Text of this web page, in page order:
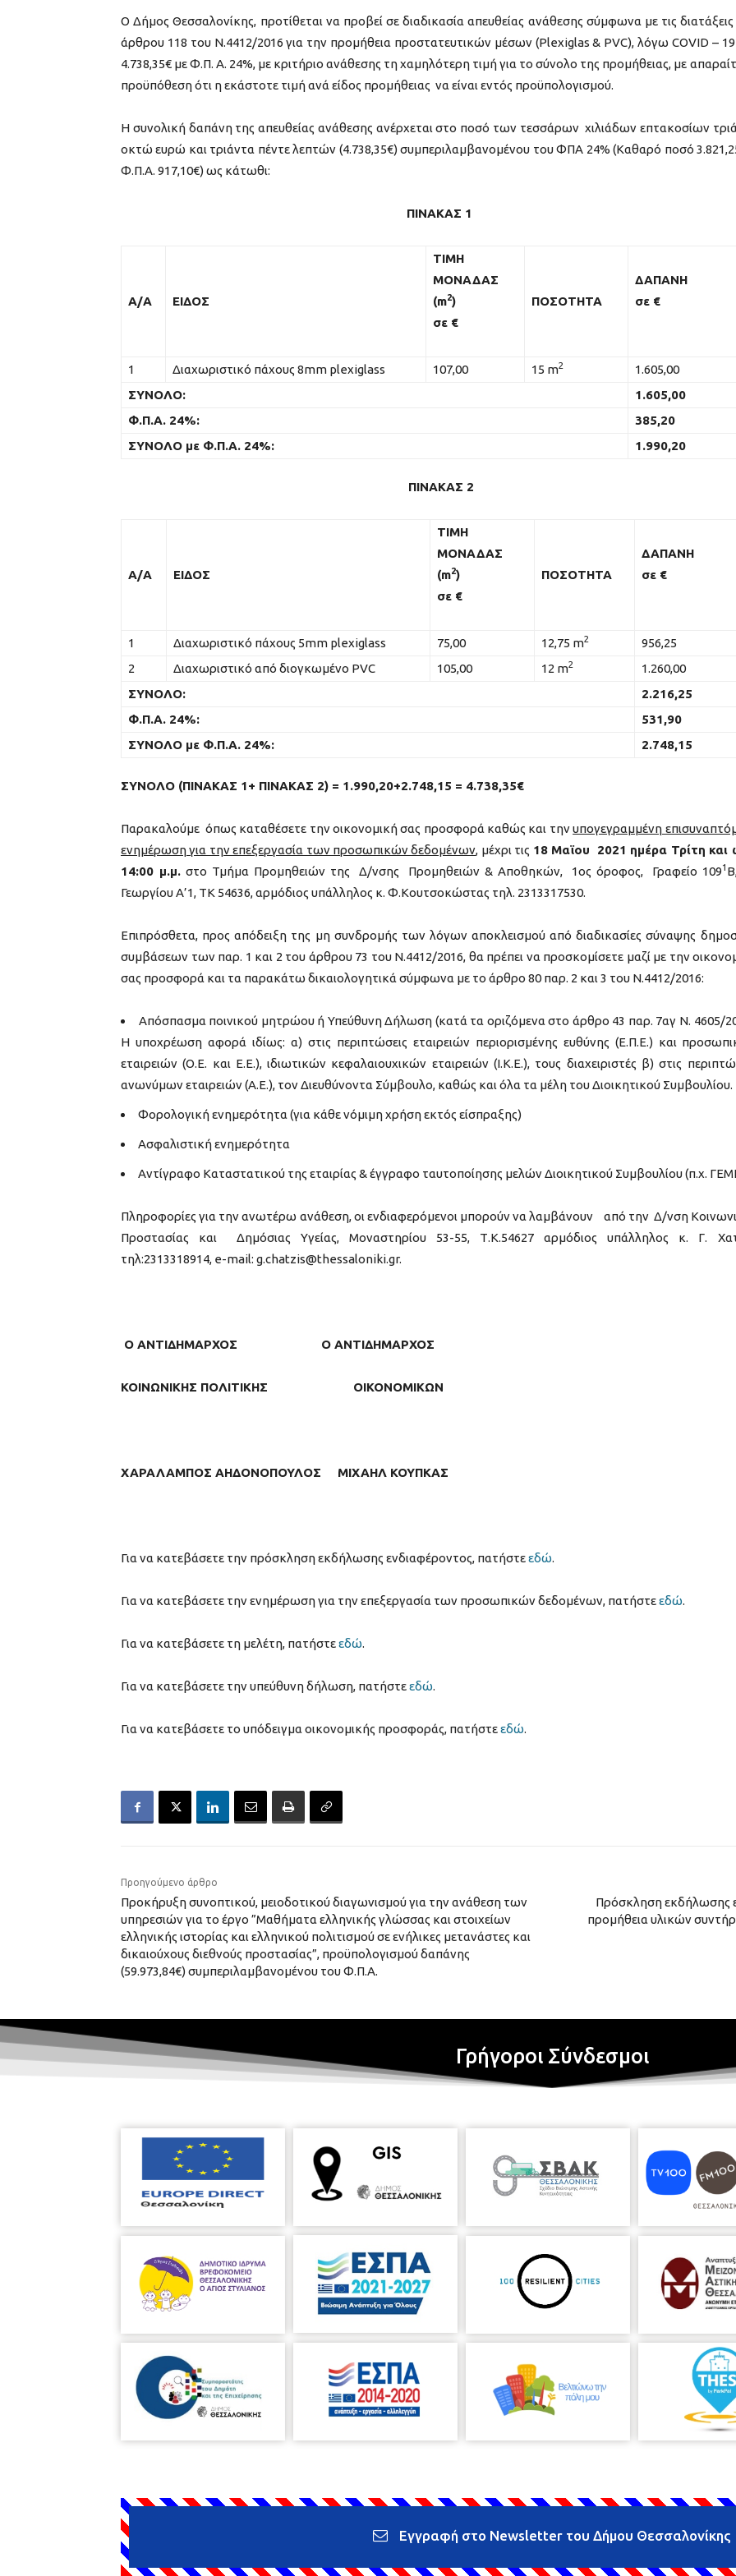
Ο Δήμος Θεσσαλονίκης, προτίθεται να προβεί σε διαδικασία απευθείας ανάθεσης σύμφωνα με τις
άρθρου 118 του Ν.4412/2016 για την προμήθεια προστατευτικών μέσων (Plexiglas & PVC), λόγω COVID –
4.738,35€ με Φ.Π. Α. 24%, με κριτήριο ανάθεσης τη χαμηλότερη τιμή για το σύνολο της προμήθειας, με
προϋπόθεση ότι η εκάστοτε τιμή ανά είδος προμήθειας να είναι εντός προϋπολογισμού.
Η συνολική δαπάνη της απευθείας ανάθεσης ανέρχεται στο ποσό των τεσσάρων χιλιάδων επτακοσίων
οκτώ ευρώ και τριάντα πέντε λεπτών (4.738,35€) συμπεριλαμβανομένου του ΦΠΑ 24% (Καθαρό ποσό
Φ.Π.Α. 917,10€) ως κάτωθι:
ΠΙΝΑΚΑΣ 1
Α/Α ΕΙΔΟΣ
ΤΙΜΗ
ΜΟΝΑΔΑΣ
(m2)
σε €
ΠΟΣΟΤΗΤΑ
ΔΑΠΑΝΗ
σε €
1 Διαχωριστικό πάχους 8mm plexiglass 107,00 15 m2
1.605,00
ΣΥΝΟΛΟ:
1.605,00
Φ.Π.Α. 24%:
385,20
ΣΥΝΟΛΟ με Φ.Π.Α. 24%:
1.990,20
ΠΙΝΑΚΑΣ 2
Α/Α ΕΙΔΟΣ
ΤΙΜΗ
ΜΟΝΑΔΑΣ
(m2)
σε €
ΠΟΣΟΤΗΤΑ
ΔΑΠΑΝΗ
σε €
1 Διαχωριστικό πάχους 5mm plexiglass 75,00 12,75 m2
956,25
2
Διαχωριστικό από διογκωμένο PVC 105,00 12 m2
1.260,00
ΣΥΝΟΛΟ:
2.216,25
Φ.Π.Α. 24%:
531,90
ΣΥΝΟΛΟ με Φ.Π.Α. 24%:
2.748,15
ΣΥΝΟΛΟ (ΠΙΝΑΚΑΣ 1+ ΠΙΝΑΚΑΣ 2) = 1.990,20+2.748,15 = 4.738,35€
Παρακαλούμε όπως καταθέσετε την οικονομική σας προσφορά καθώς και τηνυπογεγραμμένη
ενημέρωση για την επεξεργασία των προσωπικών δεδομένων, μέχρι τις 18Μαϊου 2021 ημέρα Τρίτη και
14:00 μ.μ.στο Τμήμα Προμηθειών της Δ/νσης Προμηθειών & Αποθηκών, 1ος όροφος, Γραφείο 1091
Γεωργίου Α’1, ΤΚ 54636, αρμόδιος υπάλληλος κ. Φ.Κουτσοκώστας τηλ. 2313317530.
Επιπρόσθετα, προς απόδειξη της μη συνδρομής των λόγων αποκλεισμού από διαδικασίες σύναψης
συμβάσεων των παρ. 1 και 2 του άρθρου 73 του Ν.4412/2016, θα πρέπει να προσκομίσετε μαζί με την
σας προσφορά και τα παρακάτω δικαιολογητικά σύμφωνα με το άρθρο 80 παρ. 2 και 3 του Ν.4412/2016:
Απόσπασμα ποινικού μητρώου ή Υπεύθυνη Δήλωση (κατά τα οριζόμενα στο άρθρο 43 παρ. 7αγ Ν. 4605/
Η υποχρέωση αφορά ιδίως: α) στις περιπτώσεις εταιρειών περιορισμένης ευθύνης (Ε.Π.Ε.) και
εταιρειών (Ο.Ε. και Ε.Ε.), ιδιωτικών κεφαλαιουχικών εταιρειών (Ι.Κ.Ε.), τους διαχειριστές β) στις
ανωνύμων εταιρειών (Α.Ε.), τον Διευθύνοντα Σύμβουλο, καθώς και όλα τα μέλη του Διοικητικού Συμβουλίου.
Φορολογική ενημερότητα (για κάθε νόμιμη χρήση εκτός είσπραξης)
Ασφαλιστική ενημερότητα
Αντίγραφο Καταστατικού της εταιρίας & έγγραφο ταυτοποίησης μελών Διοικητικού Συμβουλίου (π.χ.
Πληροφορίες για την ανωτέρω ανάθεση, οι ενδιαφερόμενοι μπορούν να λαμβάνουν από την Δ/νση
Προστασίας και Δημόσιας Υγείας, Μοναστηρίου 53-55, Τ.Κ.54627 αρμόδιος υπάλληλος κ. Γ.
τηλ:2313318914, e-mail: g.chatzis@thessaloniki.gr.
Ο ΑΝΤΙΔΗΜΑΡΧΟΣ Ο ΑΝΤΙΔΗΜΑΡΧΟΣ
ΚΟΙΝΩΝΙΚΗΣ ΠΟΛΙΤΙΚΗΣ ΟΙΚΟΝΟΜΙΚΩΝ
ΧΑΡΑΛΑΜΠΟΣ ΑΗΔΟΝΟΠΟΥΛΟΣ ΜΙΧΑΗΛ ΚΟΥΠΚΑΣ
Για να κατεβάσετε την πρόσκληση εκδήλωσης ενδιαφέροντος, πατήστεεδώ.
Για να κατεβάσετε την ενημέρωση για την επεξεργασία των προσωπικών δεδομένων, πατήστεεδώ.
Για να κατεβάσετε τη μελέτη, πατήστεεδώ.
Για να κατεβάσετε την υπεύθυνη δήλωση, πατήστεεδώ.
Για να κατεβάσετε το υπόδειγμα οικονομικής προσφοράς, πατήστεεδώ.
Προηγούμενο άρθρο
Προκήρυξη συνοπτικού, μειοδοτικού διαγωνισμού για την ανάθεση των
υπηρεσιών για το έργο ”Μαθήματα ελληνικής γλώσσας και στοιχείων
ελληνικής ιστορίας και ελληνικού πολιτισμού σε ενήλικες μετανάστες και
δικαιούχους διεθνούς προστασίας”, προϋπολογισμού δαπάνης
(59.973,84€) συμπεριλαμβανομένου του Φ.Π.Α.
Πρόσκληση εκδήλωσης
προμήθεια υλικών
Γρήγοροι Σύνδεσμοι
Εγγραφή στο Newsletter του Δήμου Θεσσαλονίκης